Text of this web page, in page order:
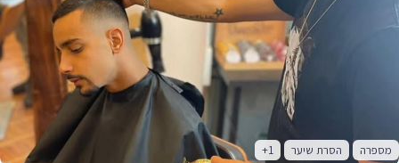
מספרה הסרת שיער +1